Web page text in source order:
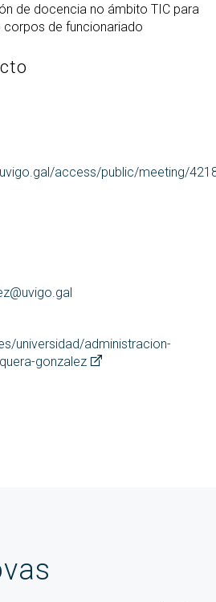
de docencia no ámbito TIC para
de funcionariado
access/public/meeting/
universidad/administracion-
gonzalez